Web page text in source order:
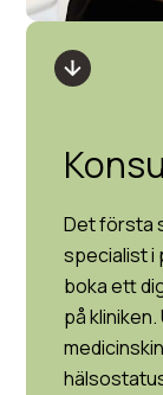
Det första
specialist i
boka ett
på